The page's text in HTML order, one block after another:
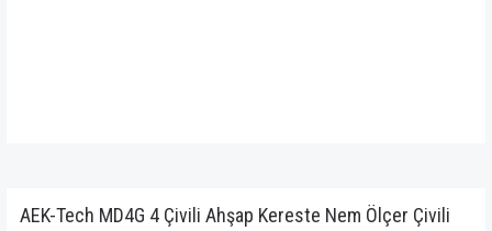
AEK-Tech MD4G 4 Çivili Ahşap Kereste Nem Ölçer Çivili